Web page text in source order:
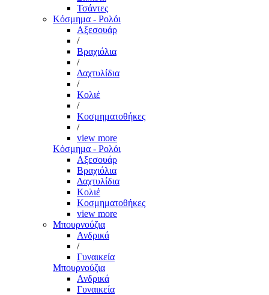
Τσάντες
Κόσμημα - Ρολόι
Αξεσουάρ
/
Βραχιόλια
/
Δαχτυλίδια
/
Κολιέ
/
Κοσμηματοθήκες
/
view more
Κόσμημα - Ρολόι
Αξεσουάρ
Βραχιόλια
Δαχτυλίδια
Κολιέ
Κοσμηματοθήκες
view more
Μπουρνούζια
Ανδρικά
/
Γυναικεία
Μπουρνούζια
Ανδρικά
Γυναικεία